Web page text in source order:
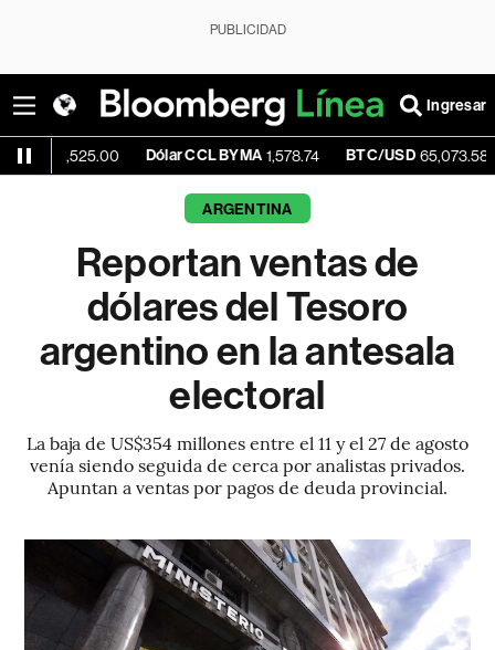
PUBLICIDAD
Ingresar
Dólar CCL BYMA 1,578.74 BTC/USD 65,073.58 +0.21%
ARGENTINA
Reportan ventas de
dólares del Tesoro
argentino en la antesala
electoral
La baja de US$354 millones entre el 11 y el 27 de agosto
venía siendo seguida de cerca por analistas privados.
Apuntan a ventas por pagos de deuda provincial.